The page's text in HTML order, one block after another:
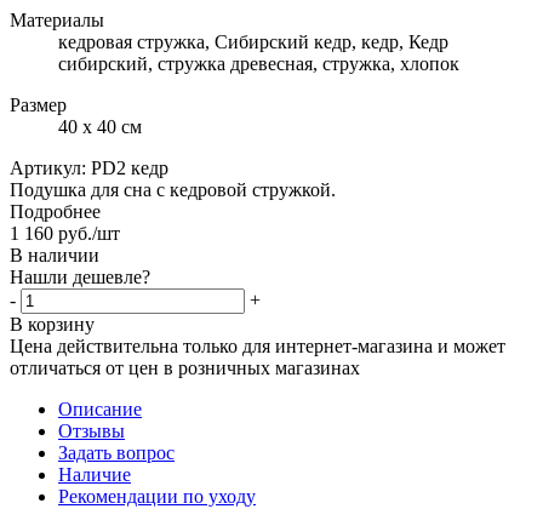
Материалы
кедровая стружка, Сибирский кедр, кедр, Кедр
сибирский, стружка древесная, стружка, хлопок
Размер
40 х 40 см
Артикул: PD2 кедр
Подушка для сна с кедровой стружкой.
Подробнее
1 160 руб./шт
В наличии
Нашли дешевле?
-
+
В корзину
Цена действительна только для интернет-магазина и может
отличаться от цен в розничных магазинах
Описание
Отзывы
Задать вопрос
Наличие
Рекомендации по уходу